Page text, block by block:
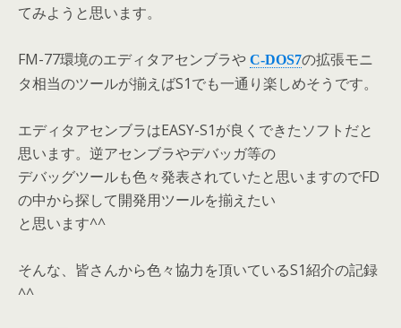
てみようと思います。
FM-77環境のエディタアセンブラや C-DOS7の拡張モニ
タ相当のツールが揃えばS1でも一通り楽しめそうです。
エディタアセンブラはEASY-S1が良くできたソフトだと
思います。逆アセンブラやデバッガ等の
デバッグツールも色々発表されていたと思いますのでFD
の中から探して開発用ツールを揃えたい
と思います^^
そんな、皆さんから色々協力を頂いているS1紹介の記録
^^